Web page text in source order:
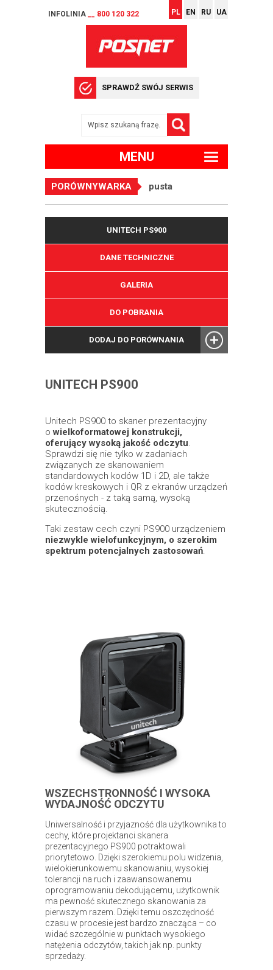
INFOLINIA __ 800 120 322 PL EN RU UA
SPRAWDŹ SWÓJ SERWIS
MENU
PORÓWNYWARKA pusta
UNITECH PS900
DANE TECHNICZNE
GALERIA
DO POBRANIA
DODAJ DO PORÓWNANIA
UNITECH PS900
Unitech PS900 to skaner prezentacyjny
owielkoformatowej konstrukcji,
oferujący wysoką jakość odczytu
Sprawdzi się nie tylko w zadaniach
związanych ze skanowaniem
standardowych kodów 1D i 2D, ale także
kodów kreskowych i QR z ekranów urządzeń
przenośnych - z taką samą, wysoką
skutecznością.
Taki zestaw cech czyni PS900 urządzeniem
niezwykle wielofunkcyjnym, o szerokim
spektrum potencjalnych zastosowań
WSZECHSTRONNOŚĆ I WYSOKA
WYDAJNOŚĆ ODCZYTU
Uniwersalność i przyjazność dla użytkownika to
cechy, które projektanci skanera
prezentacyjnego PS900 potraktowali
priorytetowo. Dzięki szerokiemu polu widzenia,
wielokierunkowemu skanowaniu, wysokiej
tolerancji na ruch i zaawansowanemu
oprogramowaniu dekodującemu, użytkownik
ma pewność skutecznego skanowania za
pierwszym razem. Dzięki temu oszczędność
czasu w procesie jest bardzo znacząca – co
widać szczególnie w punktach wysokiego
natężenia odczytów, takich jak np. punkty
sprzedaży.